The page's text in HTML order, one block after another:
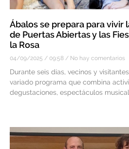
Ábalos se prepara para vivir
de Puertas Abiertas y las
la Rosa
04/09/2025 09:58 No hay comentarios
Durante seis días, vecinos y
variado programa que combina
degustaciones, espectáculos